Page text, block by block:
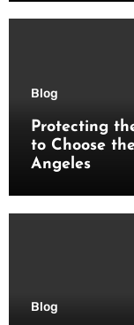
Blog
Protecting
to Choose
Angeles
Blog